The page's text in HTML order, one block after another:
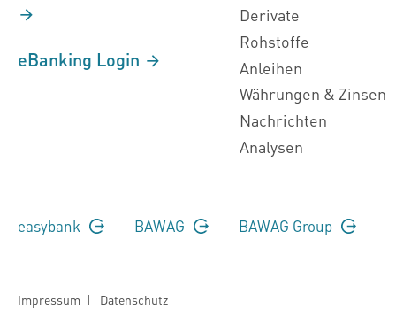
eBanking Login
Derivate
Rohstoffe
Anleihen
Währungen & Zinsen
Nachrichten
Analysen
easybank BAWAG BAWAG Group
Impressum | Datenschutz